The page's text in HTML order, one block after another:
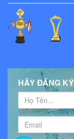
HÃY ĐĂNG